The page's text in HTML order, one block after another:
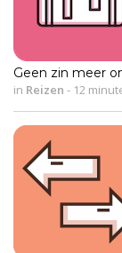
Geen zin meer
in Reizen - 12